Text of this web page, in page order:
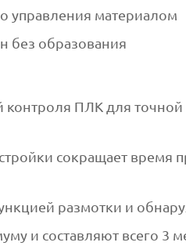
управления материалом
без образования
контроля ПЛК для
сокращает время
размотки и
и составляют всего 3